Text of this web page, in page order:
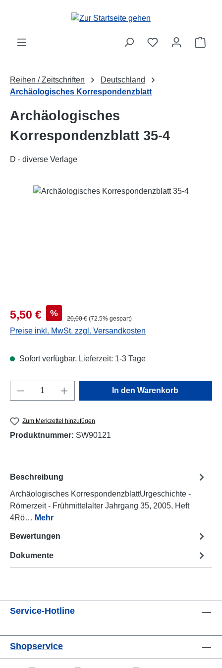
Zum Hauptinhalt springen
Reihen / Zeitschriften
Deutschland
Archäologisches Korrespondenzblatt
Archäologisches
Korrespondenzblatt 35-4
D - diverse Verlage
Bildergalerie überspringen
Verkaufspreis:
5,50 € % Regulärer Preis:
20,00 € (72.5% gespart)
Preise inkl. MwSt. zzgl. Versandkosten
Sofort verfügbar, Lieferzeit: 1-3 Tage
Produkt Anzahl: Gib den gewünschten
In den Warenkorb
Zum Merkzettel hinzufügen
Produktnummer: SW90121
Beschreibung
Archäologisches KorrespondenzblattUrgeschichte -
Römerzeit - Frühmittelalter Jahrgang 35, 2005, Heft
4Rö… Mehr
Bewertungen
Dokumente
Service-Hotline
Shopservice